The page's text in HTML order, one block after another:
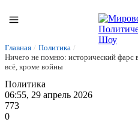
Главная / Политика /
Ничего не помню: исторический фарс
всё, кроме войны
Политика
06:55, 29 апрель 2026
773
0